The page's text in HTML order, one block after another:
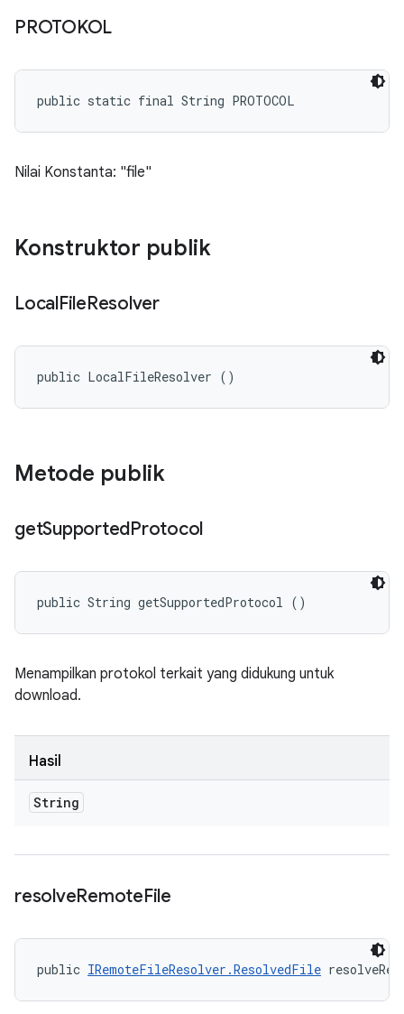
PROTOKOL
public static final String PROTOCOL
Nilai Konstanta: "file"
Konstruktor publik
LocalFileResolver
public LocalFileResolver ()
Metode publik
getSupportedProtocol
public String getSupportedProtocol ()
Menampilkan protokol terkait yang didukung untuk
download.
Hasil
String
resolveRemoteFile
public IRemoteFileResolver.ResolvedFile